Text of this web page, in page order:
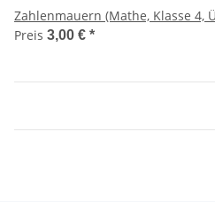
Zahlenmauern (Mathe, Klasse 4,
Preis 3,00 € *